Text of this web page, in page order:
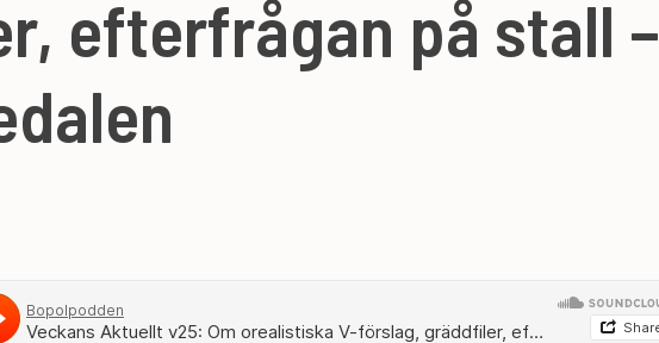
efterfrågan på stall –